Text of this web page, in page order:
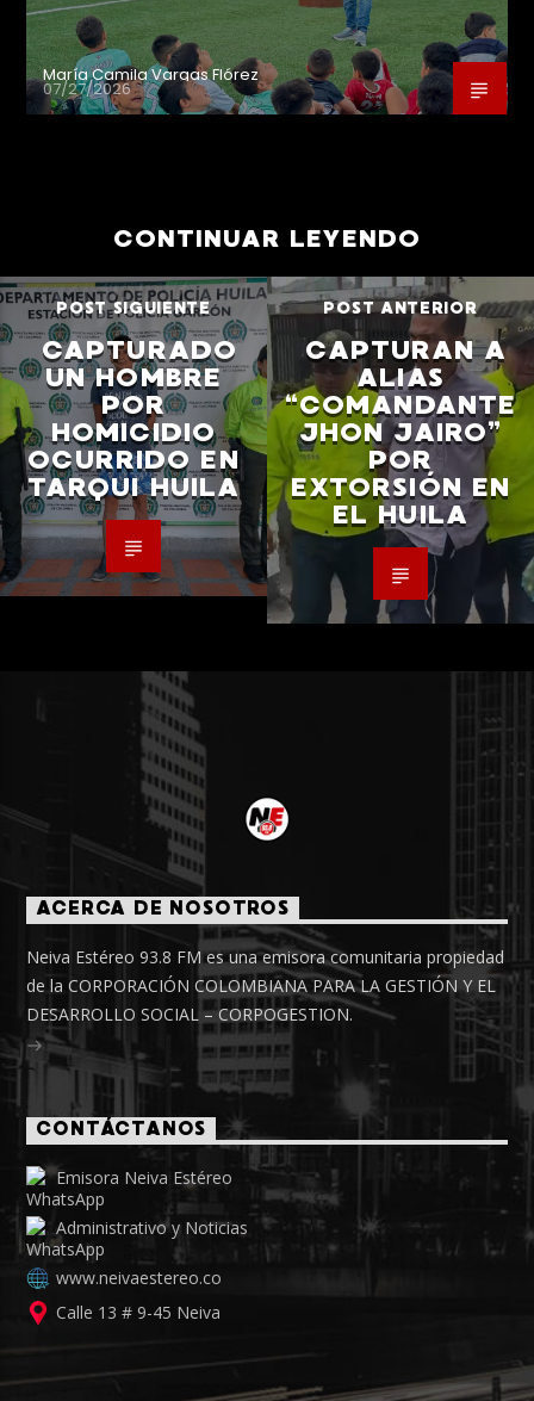
María Camila Vargas Flórez
07/27/2026
CONTINUAR LEYENDO
POST SIGUIENTE
CAPTURADO
UN HOMBRE
POR
HOMICIDIO
OCURRIDO EN
TARQUI HUILA
POST ANTERIOR
CAPTURAN A
ALIAS
“COMANDANTE
JHON JAIRO”
POR
EXTORSIÓN EN
EL HUILA
ACERCA DE NOSOTROS
Neiva Estéreo 93.8 FM es una emisora comunitaria propiedad
de la CORPORACIÓN COLOMBIANA PARA LA GESTIÓN Y EL
DESARROLLO SOCIAL – CORPOGESTION.
CONTÁCTANOS
Emisora Neiva Estéreo
Administrativo y Noticias
www.neivaestereo.co
Calle 13 # 9-45 Neiva